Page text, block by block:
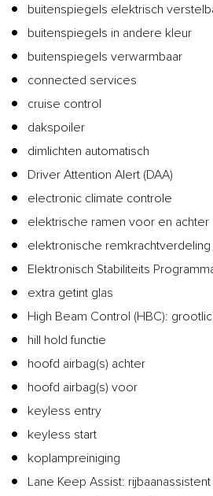
buitenspiegels elektrisch
buitenspiegels in andere kleur
buitenspiegels verwarmbaar
connected services
cruise control
dakspoiler
dimlichten automatisch
Driver Attention Alert (DAA)
electronic climate controle
elektrische ramen voor en achter
elektronische remkrachtverdeling
Elektronisch Stabiliteits
extra getint glas
High Beam Control (HBC):
hill hold functie
hoofd airbag(s) achter
hoofd airbag(s) voor
keyless entry
keyless start
koplampreiniging
Lane Keep Assist: